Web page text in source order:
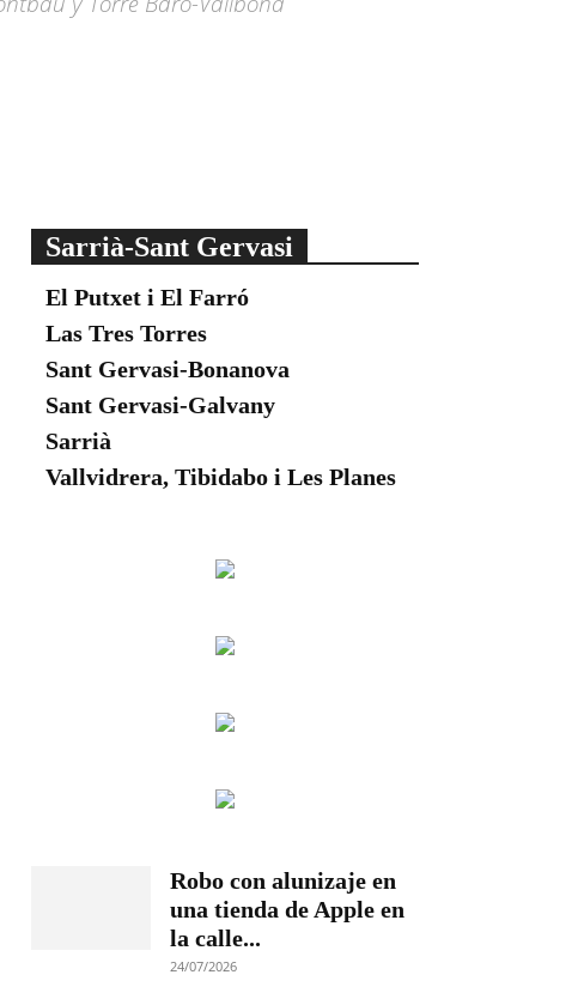
Sarrià-Sant Gervasi
El Putxet i El Farró
Las Tres Torres
Sant Gervasi-Bonanova
Sant Gervasi-Galvany
Sarrià
Vallvidrera, Tibidabo i Les Planes
Robo con alunizaje en
una tienda de Apple en
la calle...
24/07/2026